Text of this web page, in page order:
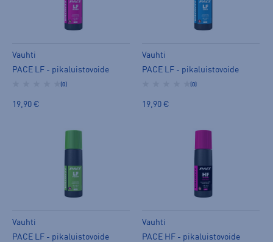
Vauhti
PACE LF - pikaluistovoide
(0)
19,90 €
Vauhti
PACE LF - pikaluistovoide
(0)
19,90 €
Vauhti
PACE LF - pikaluistovoide
Vauhti
PACE HF - pikaluistovoide